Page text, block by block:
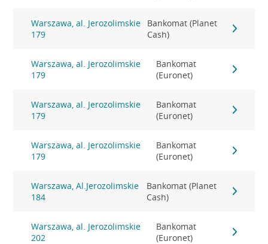
Warszawa, al. Jerozolimskie
179
Bankomat (Planet
Cash)
Warszawa, al. Jerozolimskie
179
Bankomat
(Euronet)
Warszawa, al. Jerozolimskie
179
Bankomat
(Euronet)
Warszawa, al. Jerozolimskie
179
Bankomat
(Euronet)
Warszawa, Al.Jerozolimskie
184
Bankomat (Planet
Cash)
Warszawa, al. Jerozolimskie
202
Bankomat
(Euronet)